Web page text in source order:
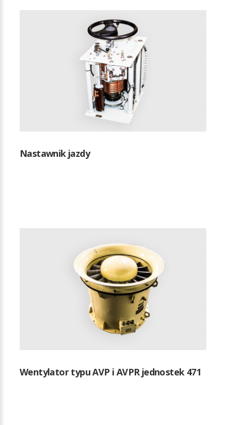
Nastawnik jazdy
Wentylator typu AVP i AVPR jednostek 471